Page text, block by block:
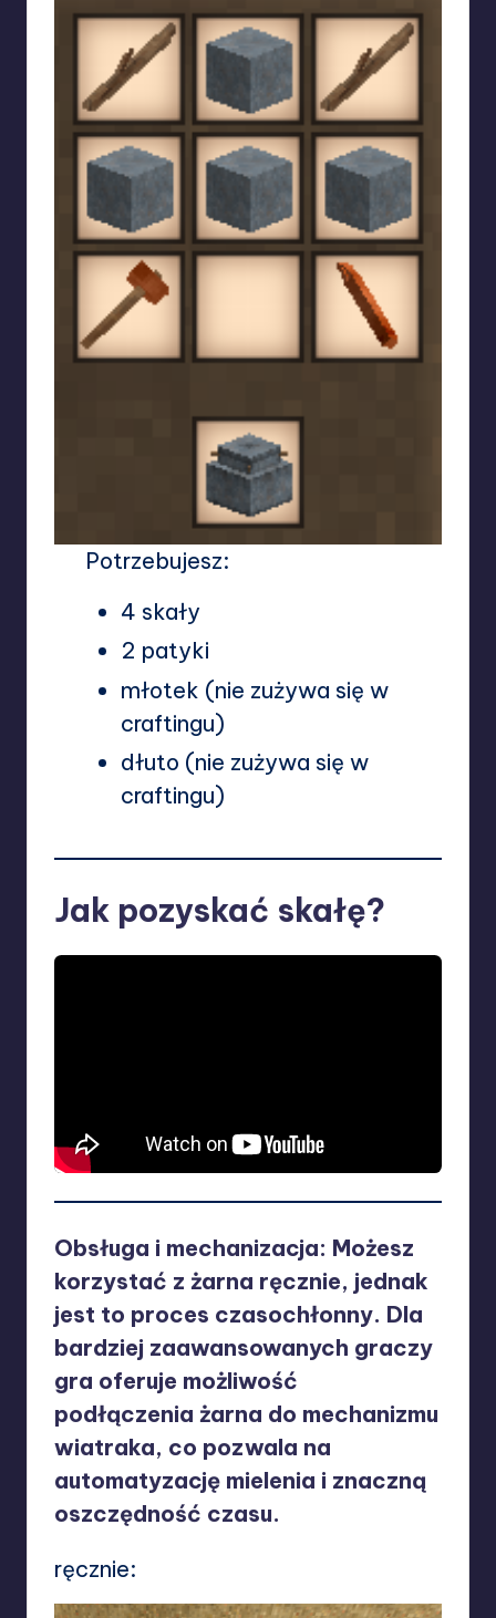
Potrzebujesz:
4 skały
2 patyki
młotek (nie zużywa się w
craftingu)
dłuto (nie zużywa się w
craftingu)
Jak pozyskać skałę?
Obsługa i mechanizacja: Możesz
korzystać z żarna ręcznie, jednak
jest to proces czasochłonny. Dla
bardziej zaawansowanych graczy
gra oferuje możliwość
podłączenia żarna do mechanizmu
wiatraka, co pozwala na
automatyzację mielenia i znaczną
oszczędność czasu.
ręcznie: